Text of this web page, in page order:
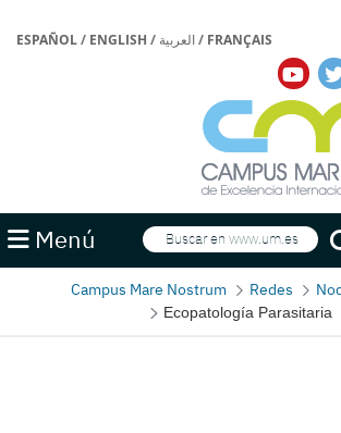
ESPAÑOL/ ENGLISH / العربية/ FRANÇAIS
Menú Buscar
Campus Mare Nostrum Redes
Ecopatología Parasitaria